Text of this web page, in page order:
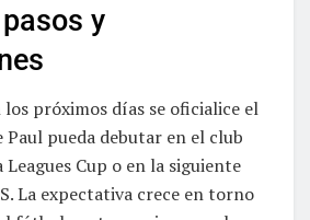
y
los próximos días se oficialice el
Paul pueda debutar en el club
Leagues Cup o en la siguiente
La expectativa crece en torno